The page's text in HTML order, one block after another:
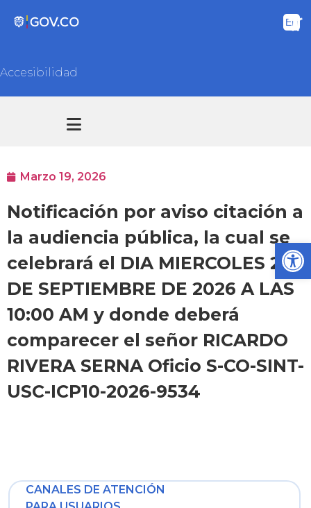
Accesibilidad
Marzo 19, 2026
Notificación por aviso citación a
la audiencia pública, la cual se
celebrará el DIA MIERCOLES 23
DE SEPTIEMBRE DE 2026 A LAS
10:00 AM y donde deberá
comparecer el señor RICARDO
RIVERA SERNA Oficio S-CO-SINT-
USC-ICP10-2026-9534
CANALES DE ATENCIÓN